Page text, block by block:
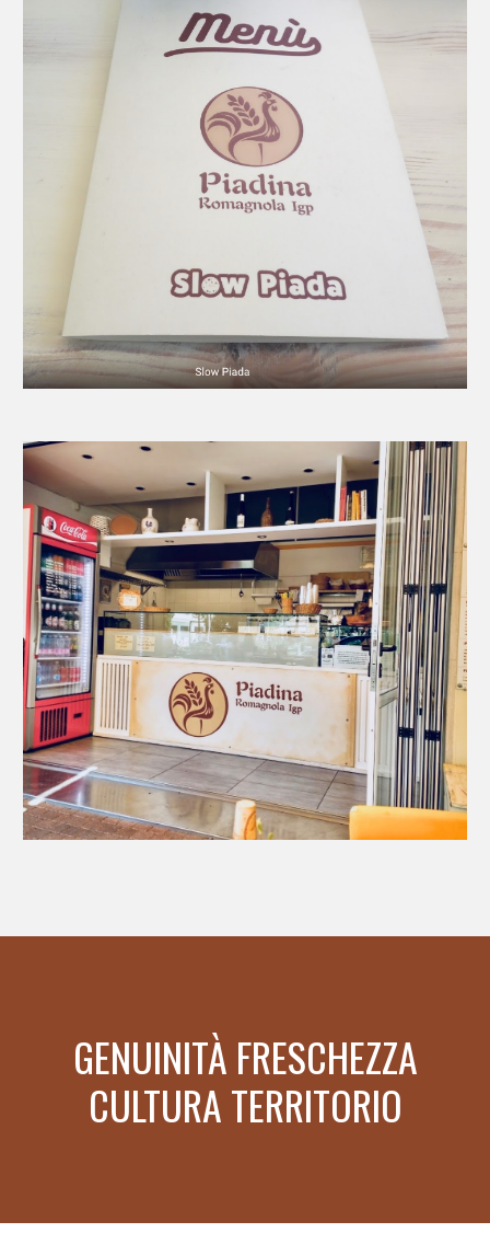
GENUINITÀ FRESCHEZZA
CULTURA TERRITORIO